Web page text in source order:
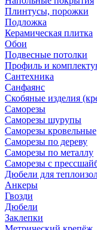
Плинтусы, порожки
Подложка
Керамическая плитка
Обои
Подвесные потолки
Профиль и
Сантехника
Санфаянс
Скобяные изделия
Саморезы
Саморезы шурупы
Саморезы кровельные
Саморезы по дереву
Саморезы по металлу
Саморезы с
Дюбели для
Анкеры
Гвозди
Дюбели
Заклепки